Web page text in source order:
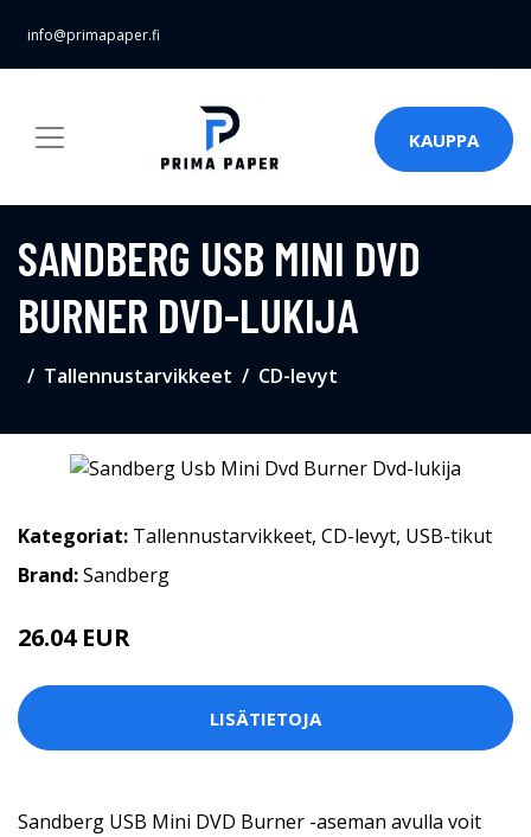
info@primapaper.fi
KAUPPA
SANDBERG USB MINI DVD
BURNER DVD-LUKIJA
Tallennustarvikkeet CD-levyt
Kategoriat: Tallennustarvikkeet, CD-levyt, USB-tikut
Brand:Sandberg
26.04 EUR
LISÄTIETOJA
Sandberg USB Mini DVD Burner -aseman avulla voit